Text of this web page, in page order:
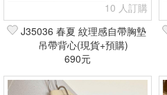
10 人訂購
J35036 春夏 紋理感自帶胸墊
吊帶背心(現貨+預購)
690元